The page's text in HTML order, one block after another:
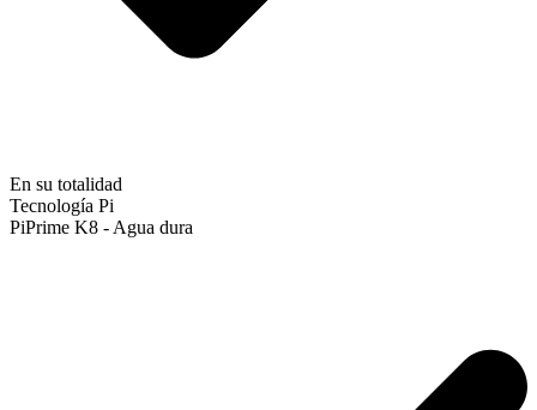
En su totalidad
Tecnología Pi
PiPrime K8 - Agua dura